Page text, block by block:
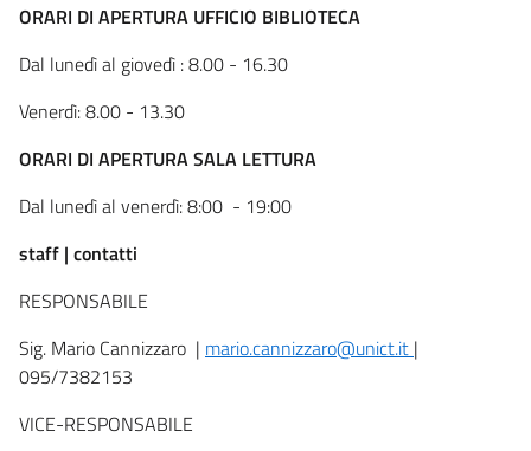
ORARI DI APERTURA UFFICIO BIBLIOTECA
Dal lunedì al giovedì : 8.00 - 16.30
Venerdì: 8.00 - 13.30
ORARI DI APERTURA SALA LETTURA
Dal lunedì al venerdì: 8:00 - 19:00
staff | contatti
RESPONSABILE
Sig. Mario Cannizzaro | mario.cannizzaro@unict.it |
095/7382153
VICE-RESPONSABILE